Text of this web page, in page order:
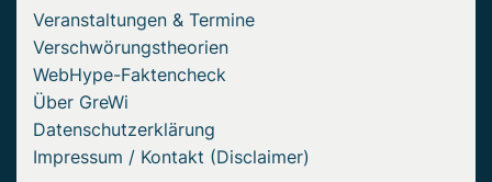
Veranstaltungen & Termine
Verschwörungstheorien
WebHype-Faktencheck
Über GreWi
Datenschutzerklärung
Impressum / Kontakt (Disclaimer)